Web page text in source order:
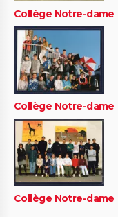
Collège Notre-dame
Collège Notre-dame
Collège Notre-dame